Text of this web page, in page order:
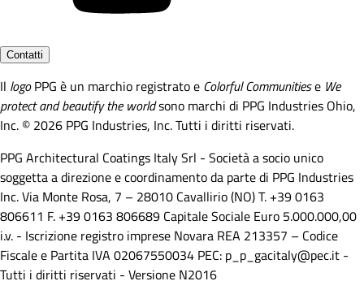
Contatti
Il logoPPG è un marchio registrato e Colorful Communitiese We
protect and beautify the worldsono marchi di PPG Industries Ohio,
Inc. © 2026 PPG Industries, Inc. Tutti i diritti riservati.
PPG Architectural Coatings Italy Srl - Società a socio unico
soggetta a direzione e coordinamento da parte di PPG Industries
Inc. Via Monte Rosa, 7 – 28010 Cavallirio (NO) T. +39 0163
806611 F. +39 0163 806689 Capitale Sociale Euro 5.000.000,00
i.v. - Iscrizione registro imprese Novara REA 213357 – Codice
Fiscale e Partita IVA 02067550034 PEC: p_p_gacitaly@pec.it -
Tutti i diritti riservati - Versione N2016